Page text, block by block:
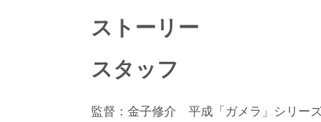
o
k
ストーリー
スタッフ
監督：金子修介 平成「ガメラ」シリー